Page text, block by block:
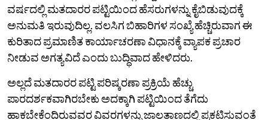
ವರ್ಷದಲ್ಲಿ ಮತದಾರರ ಪಟ್ಟಿಯಿಂದ ಹೆಸರುಗಳನ್ನು ಕೈಬಿಡುವುದಕ್ಕೆ
ಅನುಮತಿ ಇರುವುದಿಲ್ಲ. ವಲಸಿಗ ಬಿಹಾರಿಗಳ ಸಂಖ್ಯೆ ಹೆಚ್ಚಿರುವಾಗ ಈ
ಕುರಿತಾದ ಪ್ರಮಾಣಿತ ಕಾರ್ಯಾಚರಣಾ ವಿಧಾನಕ್ಕೆ ವ್ಯಾಪಕ ಪ್ರಚಾರ
ನೀಡುವ ಅಗತ್ಯವಿದೆ ಎಂದು ಬುದ್ಧಿವಾದ ಹೇಳಿದರು.
ಅಲ್ಲದೆ ಮತದಾರರ ಪಟ್ಟಿ ಪರಿಷ್ಕರಣಾ ಪ್ರಕ್ರಿಯೆ ಹೆಚ್ಚು
ಪಾರದರ್ಶಕವಾಗಿರಬೇಕು ಅದಕ್ಕಾಗಿ ಪಟ್ಟಿಯಿಂದ ತೆಗೆದು
ಹಾಕಬೇಕೆಂದಿರುವವರ ವಿವರಗಳನ್ನು ಜಾಲತಾಣದಲ್ಲಿ ಪ್ರಕಟಿಸುವಂತೆ